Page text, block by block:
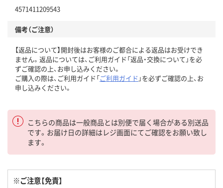
4571411209543
備考（ご注意）
【返品について】開封後はお客様のご都合による返品はお受けでき
ません。返品については、ご利用ガイド「返品・交換について」を必
ずご確認の上、お申し込みください。
ご購入の際は、ご利用ガイド「ご利用ガイド 」を必ずご確認の上、お
申し込みください。
こちらの商品は一般商品とは別便で届く場合がある別送品
です。お届け日の詳細はレジ画面にてご確認をお願い致し
ます。
※ご注意【免責】